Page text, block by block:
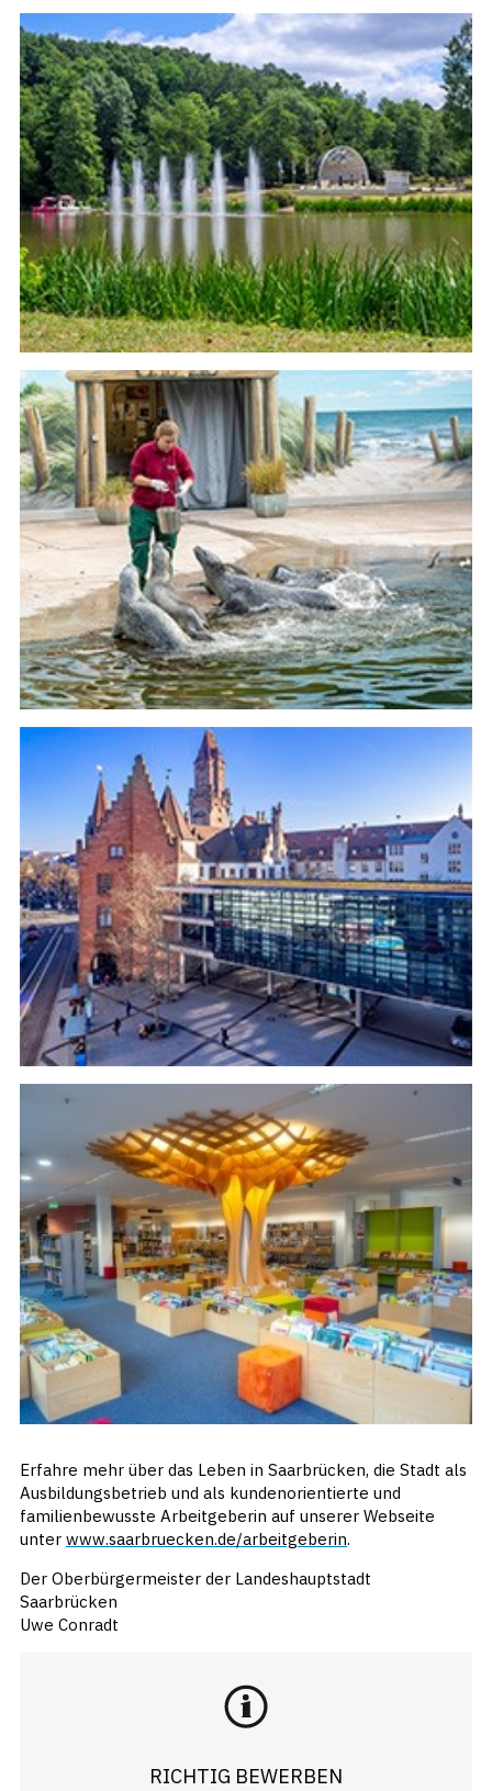
Erfahre mehr über das Leben in Saarbrücken, die Stadt als
Ausbildungsbetrieb und als kundenorientierte und
familienbewusste Arbeitgeberin auf unserer Webseite
unter www.saarbruecken.de/arbeitgeberin.
Der Oberbürgermeister der Landeshauptstadt
Saarbrücken
Uwe Conradt
RICHTIG BEWERBEN